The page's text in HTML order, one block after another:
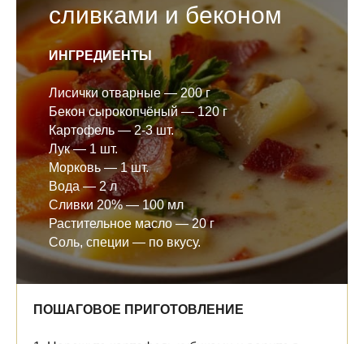
сливками и беконом
ИНГРЕДИЕНТЫ
Лисички отварные — 200 г
Бекон сырокопчёный — 120 г
Картофель — 2-3 шт.
Лук — 1 шт.
Морковь — 1 шт.
Вода — 2 л
Сливки 20% — 100 мл
Растительное масло — 20 г
Соль, специи — по вкусу.
ПОШАГОВОЕ ПРИГОТОВЛЕНИЕ